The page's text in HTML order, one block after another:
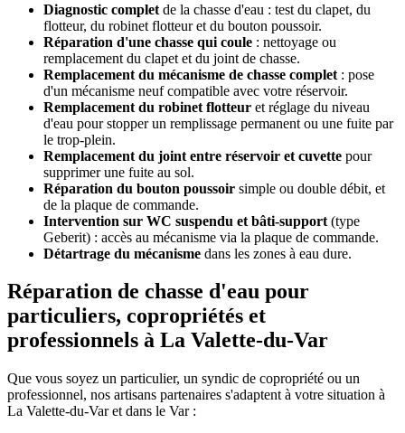
Diagnostic complet de la chasse d'eau : test du clapet, du
flotteur, du robinet flotteur et du bouton poussoir.
Réparation d'une chasse qui coule : nettoyage ou
remplacement du clapet et du joint de chasse.
Remplacement du mécanisme de chasse complet : pose
d'un mécanisme neuf compatible avec votre réservoir.
Remplacement du robinet flotteur et réglage du niveau
d'eau pour stopper un remplissage permanent ou une fuite par
le trop-plein.
Remplacement du joint entre réservoir et cuvette pour
supprimer une fuite au sol.
Réparation du bouton poussoir simple ou double débit, et
de la plaque de commande.
Intervention sur WC suspendu et bâti-support (type
Geberit) : accès au mécanisme via la plaque de commande.
Détartrage du mécanisme dans les zones à eau dure.
Réparation de chasse d'eau pour
particuliers, copropriétés et
professionnels à La Valette-du-Var
Que vous soyez un particulier, un syndic de copropriété ou un
professionnel, nos artisans partenaires s'adaptent à votre situation à
La Valette-du-Var et dans le Var :